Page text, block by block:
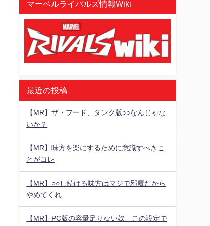
マーベルライバルズ情報Wiki
最近の投稿
【MR】ザ・フード、タンク版○○なんじゃな
いか？
【MR】味方を楽にするために意識すべきこ
とがコレ
【MR】○○し続ける味方はマジで邪魔だから
やめてくれ
【MR】PC版の容量足りない奴、この設定で